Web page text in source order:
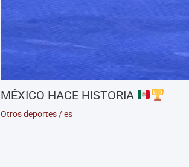
MÉXICO HACE HISTORIA
Otros deportes/es